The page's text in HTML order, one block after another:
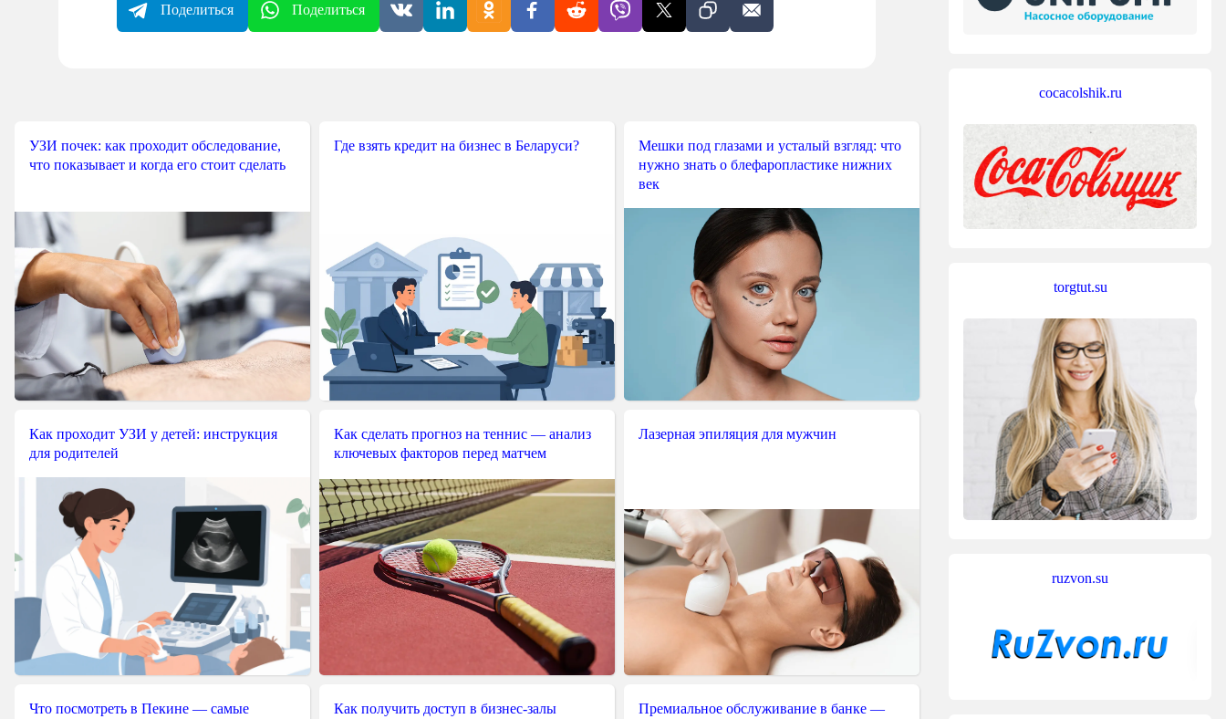
Поделиться Поделиться
УЗИ почек: как проходит обследование,
что показывает и когда его стоит сделать
Где взять кредит на бизнес в Беларуси?
Мешки под глазами и усталый взгляд: что
нужно знать о блефаропластике нижних
век
Как проходит УЗИ у детей: инструкция
для родителей
Как сделать прогноз на теннис — анализ
ключевых факторов перед матчем
Лазерная эпиляция для мужчин
Что посмотреть в Пекине — самые
Как получить доступ в бизнес-залы
Премиальное обслуживание в банке —
cocacolshik.ru
torgtut.su
ruzvon.su